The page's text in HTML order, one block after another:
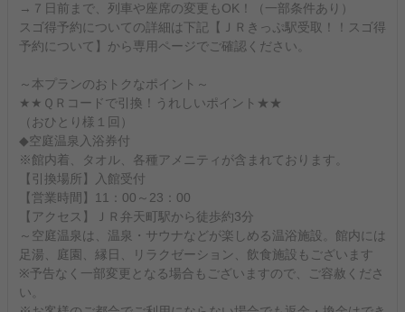
→７日前まで、列車や座席の変更もOK！（一部条件あり）
スゴ得予約についての詳細は下記【ＪＲきっぷ駅受取！！スゴ得
予約について】から専用ページでご確認ください。
～本プランのおトクなポイント～
★★ＱＲコードで引換！うれしいポイント★★
（おひとり様１回）
◆空庭温泉入浴券付
※館内着、タオル、各種アメニティが含まれております。
【引換場所】入館受付
【営業時間】11：00～23：00
【アクセス】ＪＲ弁天町駅から徒歩約3分
～空庭温泉は、温泉・サウナなどが楽しめる温浴施設。館内には
足湯、庭園、縁日、リラクゼーション、飲食施設もございます
※予告なく一部変更となる場合もございますので、ご容赦くださ
い。